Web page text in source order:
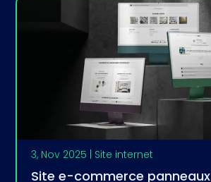
3, Nov 2025 Site internet
Site e-commerce panneaux